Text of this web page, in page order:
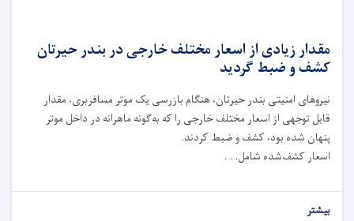
مقدار زیادی از اسعار مختلف خارجی در بندر حیرتان
کشف و ضبط گردید
نیروهای امنیتی بندر حیرتان، هنگام بازرسی یک موتر مسافربری، مقدار
قابل توجهی از اسعار مختلف خارجی را که به‌گونه ماهرانه در داخل موتر
پنهان شده بود، کشف و ضبط کردند.
اسعار کشف‌شده شامل. . .
بیشتر